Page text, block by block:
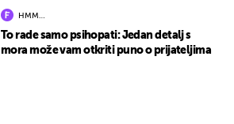
HMM…
To rade samo psihopati: Jedan detalj s
mora može vam otkriti puno o prijateljima